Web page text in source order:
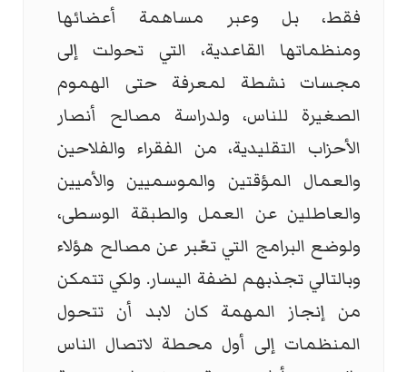
فقط، بل وعبر مساهمة أعضائها
ومنظماتها القاعدية، التي تحولت إلى
مجسات نشطة لمعرفة حتى الهموم
الصغيرة للناس، ولدراسة مصالح أنصار
الأحزاب التقليدية، من الفقراء والفلاحين
والعمال المؤقتين والموسميين والأميين
والعاطلين عن العمل والطبقة الوسطى،
ولوضع البرامج التي تعّبر عن مصالح هؤلاء
وبالتالي تجذبهم لضفة اليسار. ولكي تتمكن
من إنجاز المهمة كان لابد أن تتحول
المنظمات إلى أول محطة لاتصال الناس